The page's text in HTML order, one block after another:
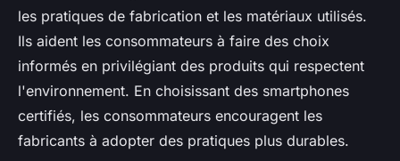
les pratiques de fabrication et les matériaux utilisés.
Ils aident les consommateurs à faire des choix
informés en privilégiant des produits qui respectent
l'environnement. En choisissant des smartphones
certifiés, les consommateurs encouragent les
fabricants à adopter des pratiques plus durables.